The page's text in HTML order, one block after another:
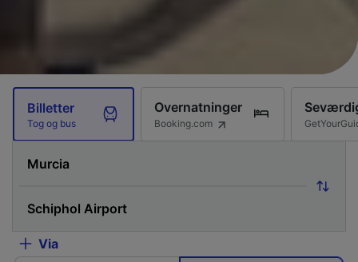
Billetter
Tog og bus
Overnatninger
Booking.com
Via